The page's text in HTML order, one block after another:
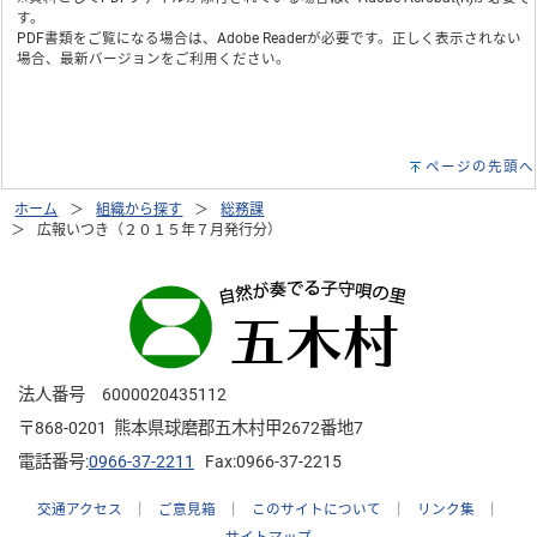
す。
PDF書類をご覧になる場合は、Adobe Readerが必要です。正しく表示されない
場合、最新バージョンをご利用ください。
ページの先頭へ
ホーム 組織から探す
総務課
広報いつき（２０１５年７月発行分）
法人番号 6000020435112
〒868-0201 熊本県球磨郡五木村甲2672番地7
電話番号:0966-37-2211 Fax:0966-37-2215
交通アクセス ご意見箱 このサイトについて リンク集